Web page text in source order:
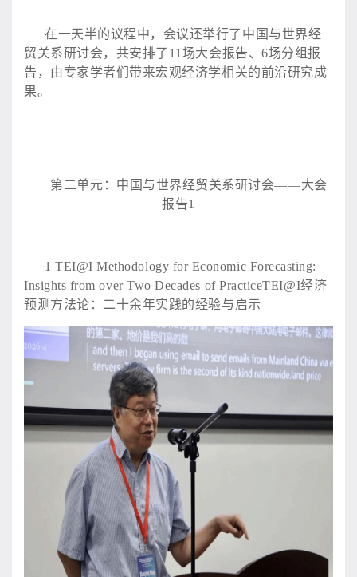
在一天半的议程中，会议还举行了中国与世界经
贸关系研讨会，共安排了 11场大会报告、6场分组报
告，由专家学者们带来宏观经济学相关的前沿研究成
果。
第二单元：中国与世界经贸关系研讨会——大会
报告1
1 TEI@I Methodology for Economic Forecasting:
Insights from over Two Decades of PracticeTEI@I经济
预测方法论：二十余年实践的经验与启示